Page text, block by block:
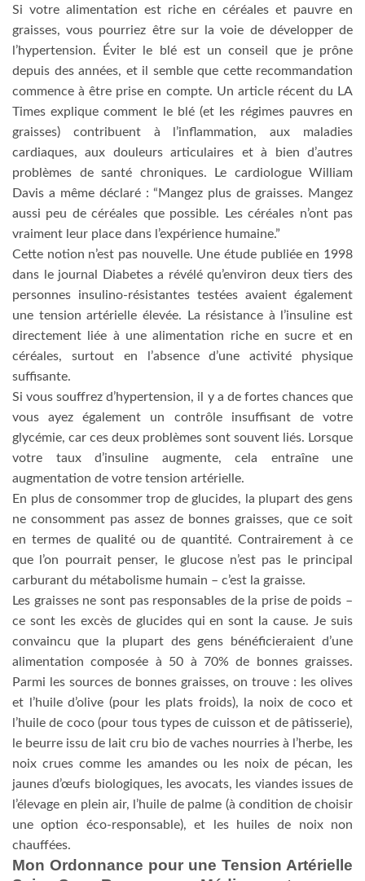
Si votre alimentation est riche en céréales et pauvre en
graisses, vous pourriez être sur la voie de développer de
l’hypertension. Éviter le blé est un conseil que je prône
depuis des années, et il semble que cette recommandation
commence à être prise en compte. Un article récent du LA
Times explique comment le blé (et les régimes pauvres en
graisses) contribuent à l’inflammation, aux maladies
cardiaques, aux douleurs articulaires et à bien d’autres
problèmes de santé chroniques. Le cardiologue William
Davis a même déclaré : “Mangez plus de graisses. Mangez
aussi peu de céréales que possible. Les céréales n’ont pas
vraiment leur place dans l’expérience humaine.”
Cette notion n’est pas nouvelle. Une étude publiée en 1998
dans le journal Diabetes a révélé qu’environ deux tiers des
personnes insulino-résistantes testées avaient également
une tension artérielle élevée. La résistance à l’insuline est
directement liée à une alimentation riche en sucre et en
céréales, surtout en l’absence d’une activité physique
suffisante.
Si vous souffrez d’hypertension, il y a de fortes chances que
vous ayez également un contrôle insuffisant de votre
glycémie, car ces deux problèmes sont souvent liés. Lorsque
votre taux d’insuline augmente, cela entraîne une
augmentation de votre tension artérielle.
En plus de consommer trop de glucides, la plupart des gens
ne consomment pas assez de bonnes graisses, que ce soit
en termes de qualité ou de quantité. Contrairement à ce
que l’on pourrait penser, le glucose n’est pas le principal
carburant du métabolisme humain – c’est la graisse.
Les graisses ne sont pas responsables de la prise de poids –
ce sont les excès de glucides qui en sont la cause. Je suis
convaincu que la plupart des gens bénéficieraient d’une
alimentation composée à 50 à 70% de bonnes graisses.
Parmi les sources de bonnes graisses, on trouve : les olives
et l’huile d’olive (pour les plats froids), la noix de coco et
l’huile de coco (pour tous types de cuisson et de pâtisserie),
le beurre issu de lait cru bio de vaches nourries à l’herbe, les
noix crues comme les amandes ou les noix de pécan, les
jaunes d’œufs biologiques, les avocats, les viandes issues de
l’élevage en plein air, l’huile de palme (à condition de choisir
une option éco-responsable), et les huiles de noix non
chauffées.
Mon Ordonnance pour une Tension Artérielle